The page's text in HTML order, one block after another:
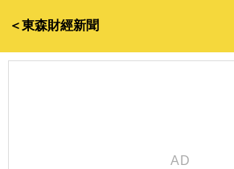
＜東森財經新聞